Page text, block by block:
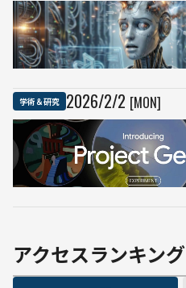
学術＆研究 2026/2/2 [MON]
アクセスランキング